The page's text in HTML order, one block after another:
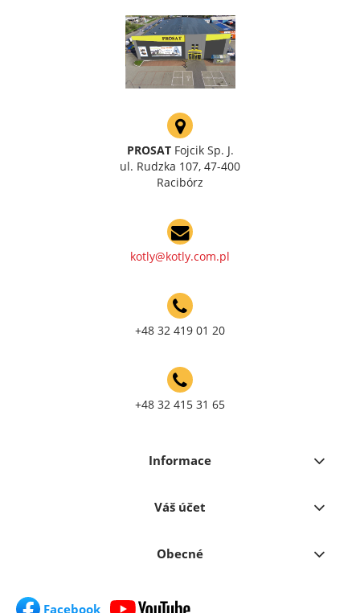
PROSATFojcik Sp. J.
ul. Rudzka 107, 47-400
Racibórz
kotly@kotly.com.pl
+48 32 419 01 20
+48 32 415 31 65
Informace
Váš účet
Obecné
Facebook